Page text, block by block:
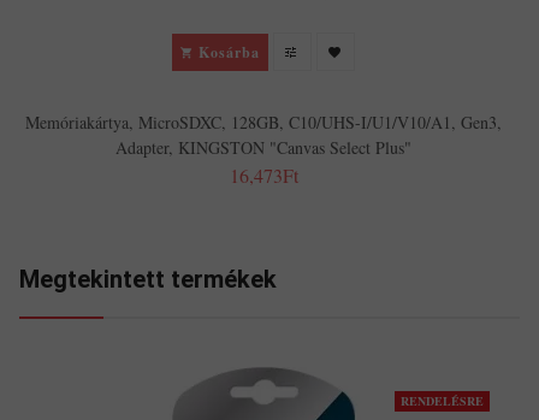
Kosárba
Memóriakártya, MicroSDXC, 128GB, C10/UHS-I/U1/V10/A1, Gen3,
Adapter, KINGSTON "Canvas Select Plus"
16,473Ft
Megtekintett termékek
RENDELÉSRE